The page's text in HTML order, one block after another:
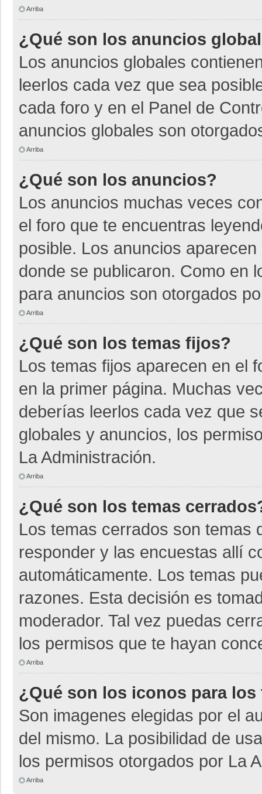
Arriba
¿Qué son los anuncios
Los anuncios globales
leerlos cada vez que sea
cada foro y en el Panel de
anuncios globales son
Arriba
¿Qué son los anuncios?
Los anuncios muchas veces
el foro que te encuentras
posible. Los anuncios
donde se publicaron. Como en
para anuncios son otorgados
Arriba
¿Qué son los temas fijos?
Los temas fijos aparecen en el
en la primer página. Muchas
deberías leerlos cada vez que
globales y anuncios, los
La Administración.
Arriba
¿Qué son los temas
Los temas cerrados son temas
responder y las encuestas allí
automáticamente. Los temas
razones. Esta decisión es
moderador. Tal vez puedas
los permisos que te hayan
Arriba
¿Qué son los iconos para los
Son imagenes elegidas por el
del mismo. La posibilidad de
los permisos otorgados por La
Arriba